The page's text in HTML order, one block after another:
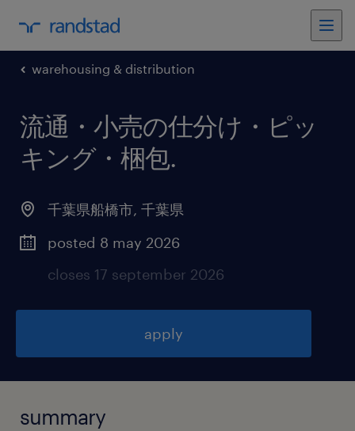
warehousing & distribution
流通・小売の仕分け・ピッ
キング・梱包.
千葉県船橋市, 千葉県
posted 8 may 2026
closes 17 september 2026
apply
summary